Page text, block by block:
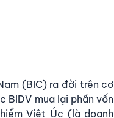
(BIC) ra đời trên cơ
BIDV mua lại phần vốn
Việt Úc (là doanh